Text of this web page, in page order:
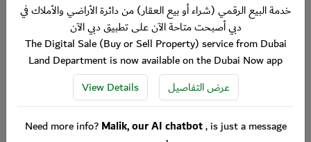
خدمة البيع الرقمي (شراء أو بيع العقار) من دائرة الأراضي والأملاك في
دبي أصبحت متاحة الآن على تطبيق دبي الآن
The Digital Sale (Buy or Sell Property) service from Dubai
Land Department is now available on the Dubai Now app
View Details
عرض التفاصيل
Need more info?Malik, our AI chatbot, is just a message